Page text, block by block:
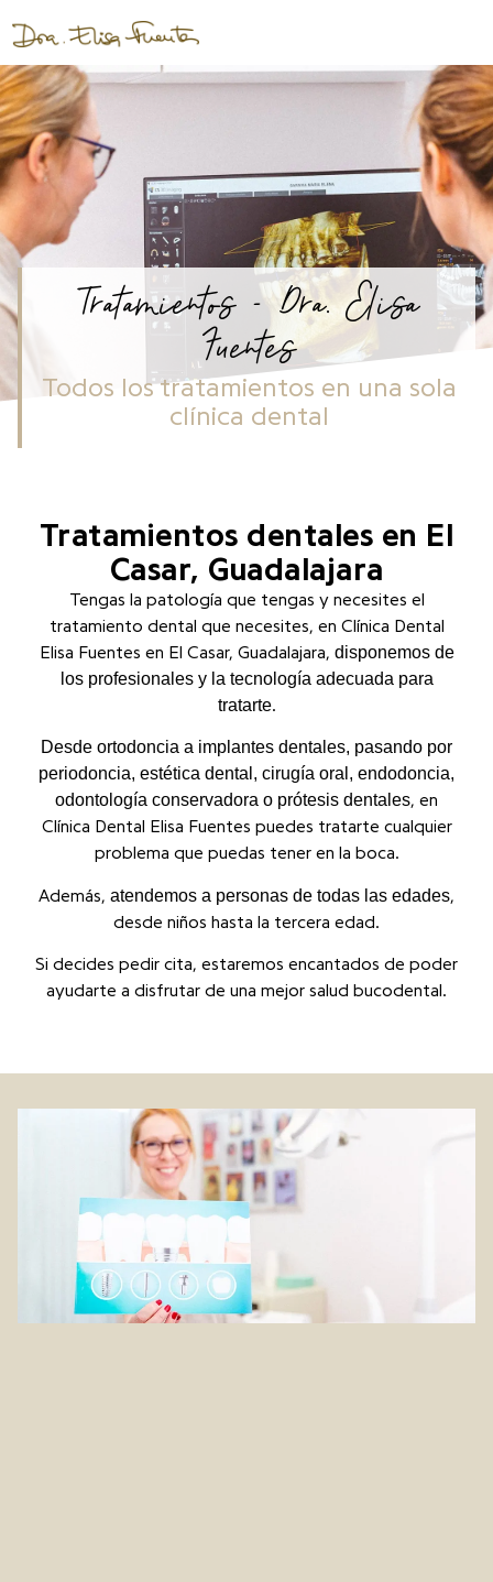
Tratamientos - Dra. Elisa
Fuentes
Todos los tratamientos en una sola
clínica dental
Tratamientos dentales en El
Casar, Guadalajara
Tengas la patología que tengas y necesites el
tratamiento dental que necesites, en Clínica Dental
Elisa Fuentes en El Casar, Guadalajara, disponemos de
los profesionales y la tecnología adecuada para
tratarte.
Desde ortodoncia a implantes dentales, pasando por
periodoncia, estética dental, cirugía oral, endodoncia,
odontología conservadora o prótesis dentales, en
Clínica Dental Elisa Fuentes puedes tratarte cualquier
problema que puedas tener en la boca.
Además, atendemos a personas de todas las edades,
desde niños hasta la tercera edad.
Si decides pedir cita, estaremos encantados de poder
ayudarte a disfrutar de una mejor salud bucodental.